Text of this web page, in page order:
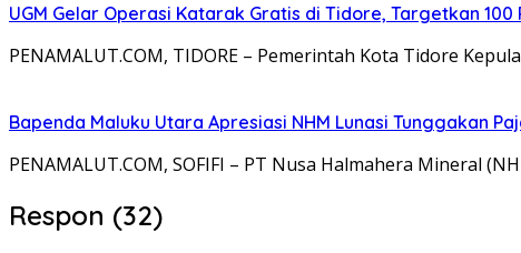
UGM Gelar Operasi Katarak Gratis di Tidore, Targetkan 100
PENAMALUT.COM, TIDORE – Pemerintah Kota Tidore
Bapenda Maluku Utara Apresiasi NHM Lunasi Tunggakan
PENAMALUT.COM, SOFIFI – PT Nusa Halmahera Mineral
Respon (32)